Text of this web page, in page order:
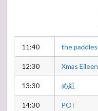
11:40 the paddles
12:30 Xmas Eileen
13:30 め組
14:30 POT